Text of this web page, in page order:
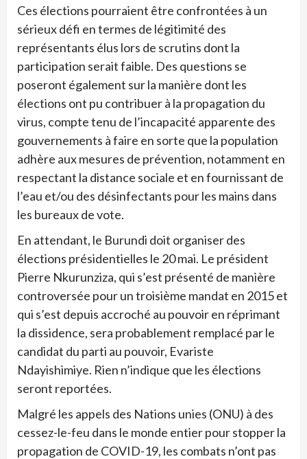
Ces élections pourraient être confrontées à un
sérieux défi en termes de légitimité des
représentants élus lors de scrutins dont la
participation serait faible. Des questions se
poseront également sur la manière dont les
élections ont pu contribuer à la propagation du
virus, compte tenu de l’incapacité apparente des
gouvernements à faire en sorte que la population
adhère aux mesures de prévention, notamment en
respectant la distance sociale et en fournissant de
l’eau et/ou des désinfectants pour les mains dans
les bureaux de vote.
En attendant, le Burundi doit organiser des
élections présidentielles le 20 mai. Le président
Pierre Nkurunziza, qui s’est présenté de manière
controversée pour un troisième mandat en 2015 et
qui s’est depuis accroché au pouvoir en réprimant
la dissidence, sera probablement remplacé par le
candidat du parti au pouvoir, Evariste
Ndayishimiye. Rien n’indique que les élections
seront reportées.
Malgré les appels des Nations unies (ONU) à des
cessez-le-feu dans le monde entier pour stopper la
propagation de COVID-19, les combats n’ont pas